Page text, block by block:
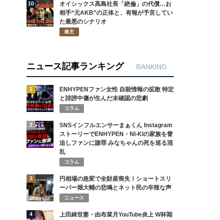
10
オイシックス髙島社長「絶倫」の代償…お
相手“元AKB”の正体と、有報が予言してい
た最悪のシナリオ
株主
ニュース記事ランキング RANKING
1
ENHYPENファン女性 自殺情報の拡散 特定
と誹謗中傷が生んだ未確認の悲劇
コラム
2
SNSインフルエンサーまぁくん Instagram
ストーリーでENHYPEN・NI-KIの家族を脅
迫しファンに謝罪 みなちゃんの死を巡る混
乱
コラム
3
円相場の急変で全財産喪失！ショートスリ
ーパー堀大輔の悲鳴とネット民の辛辣な声
ニュース
4 上田綺世妻・由布菜月YouTube炎上 W杯期